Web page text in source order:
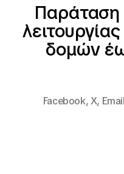
δομών
Facebook,X,